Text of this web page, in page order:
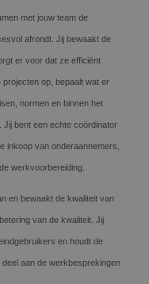
met jouw team de
afrondt. Jij bewaakt de
er voor dat ze efficiënt
op, bepaalt wat er
normen en binnen het
Jij bent een echte coördinator
inkoop van onderaannemers,
werkvoorbereiding.
en bewaakt de kwaliteit van
van de kwaliteit. Jij
en houdt de
aan de werkbesprekingen